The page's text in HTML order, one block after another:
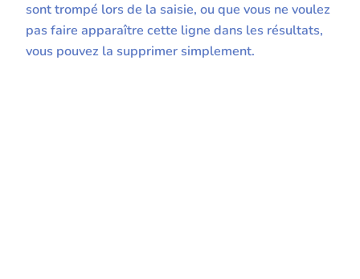
sont trompé lors de la saisie, ou que vous ne voulez
pas faire apparaître cette ligne dans les résultats,
vous pouvez la supprimer simplement.